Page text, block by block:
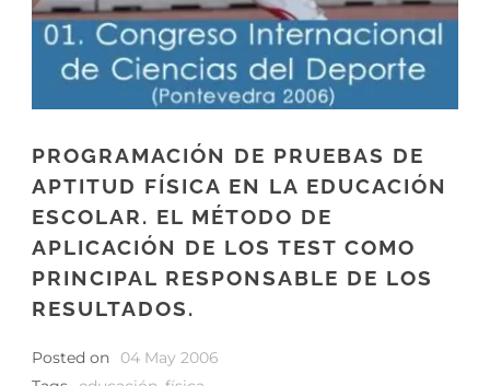
PROGRAMACIÓN DE PRUEBAS DE
APTITUD FÍSICA EN LA EDUCACIÓN
ESCOLAR. EL MÉTODO DE
APLICACIÓN DE LOS TEST COMO
PRINCIPAL RESPONSABLE DE LOS
RESULTADOS.
Posted on
04 May 2006